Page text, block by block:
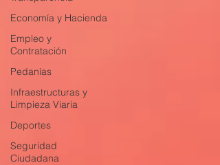
Economía y Hacienda
Empleo y
Contratación
Pedanías
Infraestructuras y
Limpieza Viaria
Deportes
Seguridad
Ciudadana